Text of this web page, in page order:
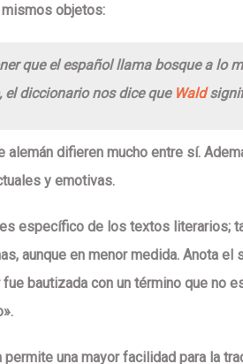
objetos:
que el español llama bosque a lo
el diccionario nos dice que Wald
difieren mucho entre sí.
y emotivas.
específico de los textos literarios;
aunque en menor medida. Anota el
fue bautizada con un término que no
una mayor facilidad para la